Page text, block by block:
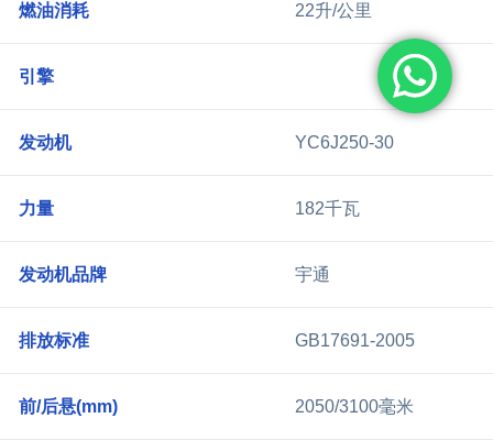
燃油消耗 22升/公里
引擎
发动机 YC6J250-30
力量 182千瓦
发动机品牌 宇通
排放标准 GB17691-2005
前/后悬(mm) 2050/3100毫米